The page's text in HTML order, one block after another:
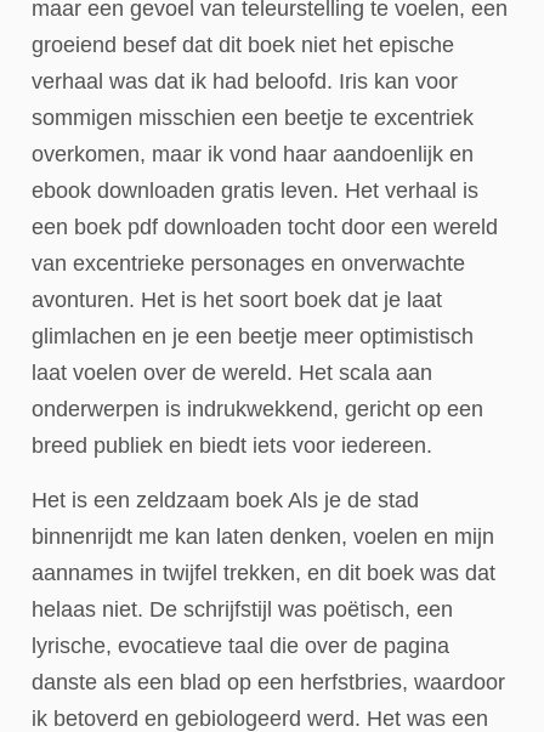
maar een gevoel van teleurstelling te voelen, een
groeiend besef dat dit boek niet het epische
verhaal was dat ik had beloofd. Iris kan voor
sommigen misschien een beetje te excentriek
overkomen, maar ik vond haar aandoenlijk en
ebook downloaden gratis leven. Het verhaal is
een boek pdf downloaden tocht door een wereld
van excentrieke personages en onverwachte
avonturen. Het is het soort boek dat je laat
glimlachen en je een beetje meer optimistisch
laat voelen over de wereld. Het scala aan
onderwerpen is indrukwekkend, gericht op een
breed publiek en biedt iets voor iedereen.
Het is een zeldzaam boek Als je de stad
binnenrijdt me kan laten denken, voelen en mijn
aannames in twijfel trekken, en dit boek was dat
helaas niet. De schrijfstijl was poëtisch, een
lyrische, evocatieve taal die over de pagina
danste als een blad op een herfstbries, waardoor
ik betoverd en gebiologeerd werd. Het was een